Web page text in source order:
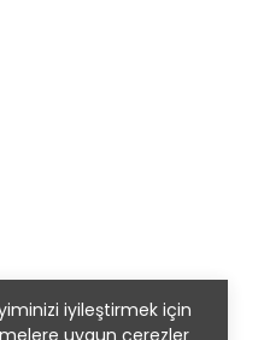
iyileştirmek için
uygun çerezler